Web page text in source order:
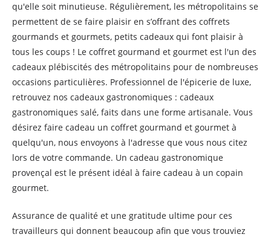
qu'elle soit minutieuse. Régulièrement, les métropolitains se
permettent de se faire plaisir en s’offrant des coffrets
gourmands et gourmets, petits cadeaux qui font plaisir à
tous les coups ! Le coffret gourmand et gourmet est l'un des
cadeaux plébiscités des métropolitains pour de nombreuses
occasions particulières. Professionnel de l'épicerie de luxe,
retrouvez nos cadeaux gastronomiques : cadeaux
gastronomiques salé, faits dans une forme artisanale. Vous
désirez faire cadeau un coffret gourmand et gourmet à
quelqu'un, nous envoyons à l'adresse que vous nous citez
lors de votre commande. Un cadeau gastronomique
provençal est le présent idéal à faire cadeau à un copain
gourmet.
Assurance de qualité et une gratitude ultime pour ces
travailleurs qui donnent beaucoup afin que vous trouviez